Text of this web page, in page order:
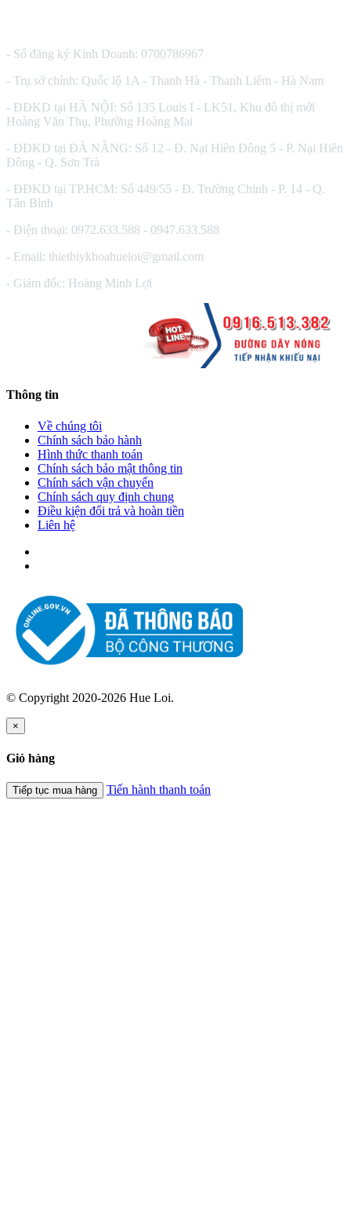
- Số đăng ký Kinh Doanh: 0700786967
- Trụ sở chính: Quốc lộ 1A - Thanh Hà - Thanh Liêm - Hà Nam
- ĐĐKD tại HÀ NỘI: Số 135 Louis I - LK51, Khu đô thị mới
Hoàng Văn Thụ, Phường Hoàng Mai
- ĐĐKD tại ĐÀ NẴNG: Số 12 - Đ. Nại Hiên Đông 5 - P. Nại Hiên
Đông - Q. Sơn Trà
- ĐĐKD tại TP.HCM: Số 449/55 - Đ. Trường Chinh - P. 14 - Q.
Tân Bình
- Điện thoại: 0972.633.588 - 0947.633.588
- Email: thietbiykhoahueloi@gmail.com
- Giám đốc: Hoàng Minh Lợi
Thông tin
Về chúng tôi
Chính sách bảo hành
Hình thức thanh toán
Chính sách bảo mật thông tin
Chính sách vận chuyển
Chính sách quy định chung
Điều kiện đổi trả và hoàn tiền
Liên hệ
© Copyright 2020-2026 Hue Loi.
×
Giỏ hàng
Tiếp tục mua hàng Tiến hành thanh toán